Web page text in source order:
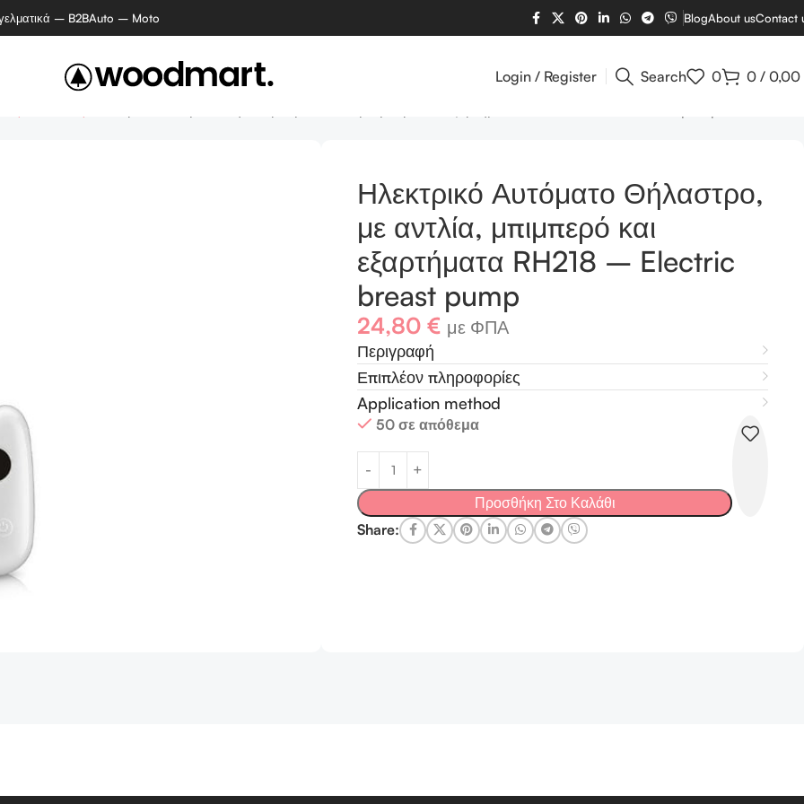
– B2BAuto – Moto BlogAbout usContact
Login / Register Search 0 0 / 0,00
Ηλεκτρικό Αυτόματο Θήλαστρο,
με αντλία, μπιμπερό και
εξαρτήματα RH218 – Electric
breast pump
24,80€ με ΦΠΑ
Περιγραφή
Επιπλέον πληροφορίες
Application method
50 σε απόθεμα
Προσθήκη Στο Καλάθι
Share: